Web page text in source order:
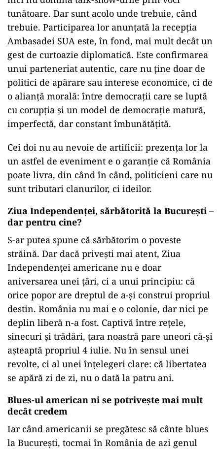
tunătoare. Dar sunt acolo unde trebuie, când
trebuie. Participarea lor anunțată la recepția
Ambasadei SUA este, în fond, mai mult decât un
gest de curtoazie diplomatică. Este confirmarea
unui parteneriat autentic, care nu ține doar de
politici de apărare sau interese economice, ci de
o alianță morală: între democrații care se luptă
cu corupția și un model de democrație matură,
imperfectă, dar constant îmbunătățită.
Cei doi nu au nevoie de artificii: prezența lor la
un astfel de eveniment e o garanție că România
poate livra, din când în când, politicieni care nu
sunt tributari clanurilor, ci ideilor.
Ziua Independenței, sărbătorită la București –
dar pentru cine?
S-ar putea spune că sărbătorim o poveste
străină. Dar dacă privești mai atent, Ziua
Independenței americane nu e doar
aniversarea unei țări, ci a unui principiu: că
orice popor are dreptul de a-și construi propriul
destin. România nu mai e o colonie, dar nici pe
deplin liberă n-a fost. Captivă între rețele,
sinecuri și trădări, țara noastră pare uneori că-și
așteaptă propriul 4 iulie. Nu în sensul unei
revolte, ci al unei înțelegeri clare: că libertatea
se apără zi de zi, nu o dată la patru ani.
Blues-ul american ni se potrivește mai mult
decât credem
Iar când americanii se pregătesc să cânte blues
la București, tocmai în România de azi genul